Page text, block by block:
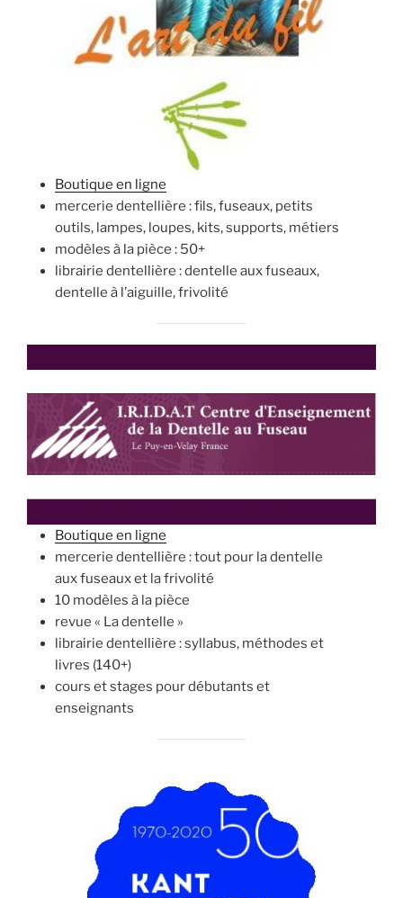
Boutique en ligne
mercerie dentellière : fils, fuseaux, petits
outils, lampes, loupes, kits, supports, métiers
modèles à la pièce : 50+
librairie dentellière : dentelle aux fuseaux,
dentelle à l’aiguille, frivolité
Boutique en ligne
mercerie dentellière : tout pour la dentelle
aux fuseaux et la frivolité
10 modèles à la pièce
revue « La dentelle »
librairie dentellière : syllabus, méthodes et
livres (140+)
cours et stages pour débutants et
enseignants